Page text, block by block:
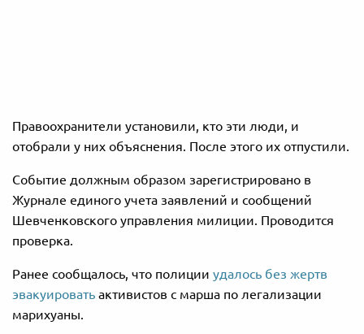
Правоохранители установили, кто эти люди, и
отобрали у них объяснения. После этого их отпустили.
Событие должным образом зарегистрировано в
Журнале единого учета заявлений и сообщений
Шевченковского управления милиции. Проводится
проверка.
Ранее сообщалось, что полиции удалось без жертв
эвакуировать активистов с марша по легализации
марихуаны.